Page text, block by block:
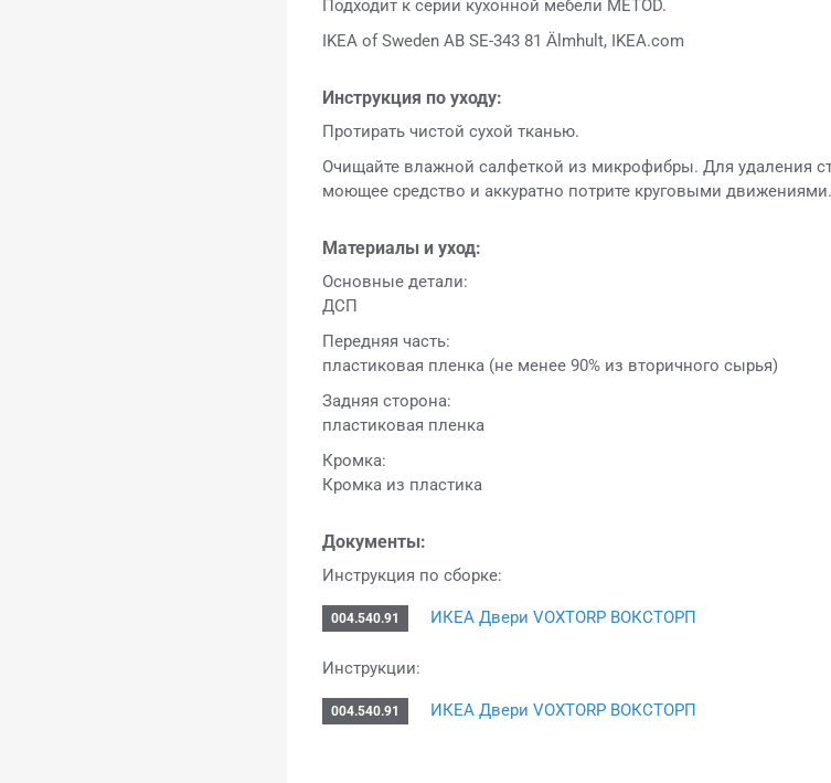
Подходит к серии кухонной мебели METOD.
IKEA of Sweden AB SE-343 81 Älmhult, IKEA.com
Инструкция по уходу:
Протирать чистой сухой тканью.
Очищайте влажной салфеткой из микрофибры. Для удаления
моющее средство и аккуратно потрите круговыми движениями.
Материалы и уход:
Основные детали:
ДСП
Передняя часть:
пластиковая пленка (не менее 90% из вторичного сырья)
Задняя сторона:
пластиковая пленка
Кромка:
Кромка из пластика
Документы:
Инструкция по сборке:
004.540.91 ИКЕА Двери VOXTORP ВОКСТОРП
Инструкции:
004.540.91 ИКЕА Двери VOXTORP ВОКСТОРП